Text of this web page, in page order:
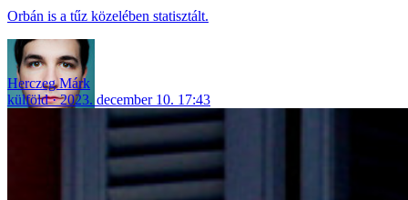
Orbán is a tűz közelében statisztált.
Herczeg Márk
külföld
2023. december 10. 17:43